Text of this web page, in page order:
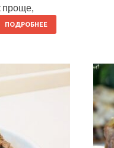
проще,
ПОДРОБНЕЕ